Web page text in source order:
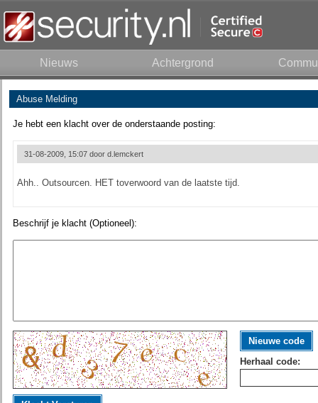
Nieuws Achtergrond
Abuse Melding
Je hebt een klacht over de onderstaande posting:
31-08-2009, 15:07 door d.lemckert
Ahh.. Outsourcen. HET toverwoord van de laatste tijd.
Beschrijf je klacht (Optioneel):
Nieuwe code
Herhaal code: